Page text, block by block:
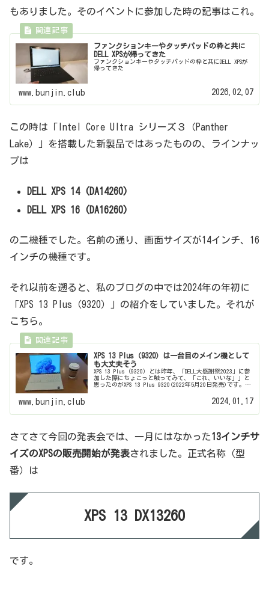
もありました。そのイベントに参加した時の記事はこれ。
ファンクションキーやタッチパッドの枠と共に
DELL XPSが帰ってきた
ファンクションキーやタッチパッドの枠と共にDELL XPSが
帰ってきた
www.bunjin.club 2026.02.07
この時は「Intel Core Ultra シリーズ３（Panther
Lake）」を搭載した新製品ではあったものの、ラインナッ
プは
DELL XPS 14 (DA14260)
DELL XPS 16 (DA16260)
の二機種でした。名前の通り、画面サイズが14インチ、16
インチの機種です。
それ以前を遡ると、私のブログの中では2024年の年初に
「XPS 13 Plus（9320）」の紹介をしていました。それが
こちら。
XPS 13 Plus（9320）は一台目のメイン機として
も大丈夫そう
XPS 13 Plus（9320）とは昨年、「DELL大感謝祭2023」に参
加した際にちょこっと触ってみて、「これ、いいな」」と
思ったのがXPS 13 Plus 9320(2022年5月20日発売)です。
www.bunjin.club 2024.01.17
さてさて今回の発表会では、一月にはなかった13インチサ
イズのXPSの販売開始が発表されました。正式名称（型
番）は
XPS 13 DX13260
です。